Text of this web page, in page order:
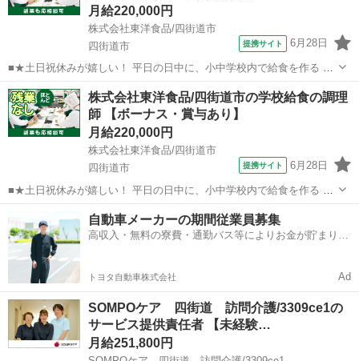
月給220,000円
株式会社東洋食品/四街道市
四街道市
提携サイト 6月28日
■★土日祝休みが嬉しい！ 平日の日中に、小中学校内で給食を作る 調
理のお仕事 学校内厨房での調理になるため、子ども達 から「美味しか
った」など、直接声を掛けて もらえたりするのも、この仕事の魅力で
す。 【仕事内容詳細】 ...
千葉 四街道市 栄養士
株式会社東洋食品/四街道市の学校給食の調理
師 【ボーナス・賞与あり】
月給220,000円
株式会社東洋食品/四街道市
四街道市
提携サイト 6月28日
■★土日祝休みが嬉しい！ 平日の日中に、小中学校内で給食を作る 調
理のお仕事 学校内厨房での調理になるため、子ども達 から「美味しか
った」など、直接声を掛けて もらえたりするのも、この仕事の魅力で
す。 【仕事内容詳細】 ...
四街道市 調理師
自動車メーカーの期間従業員募集
高収入・無料の寮費・通勤バス等によりお金が貯まりや
トヨタ自動車株式会社 Ad
SOMPOケア 四街道 訪問介護/3309ce1の
サービス提供責任者 【未経験…
月給251,800円